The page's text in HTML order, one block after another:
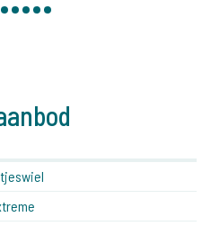
4 5 6 7 8